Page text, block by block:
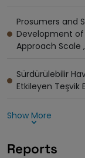
Prosumers and
Development
Approach Scale ,
Sürdürülebilir
Etkileyen Teşvik
Show More
Reports